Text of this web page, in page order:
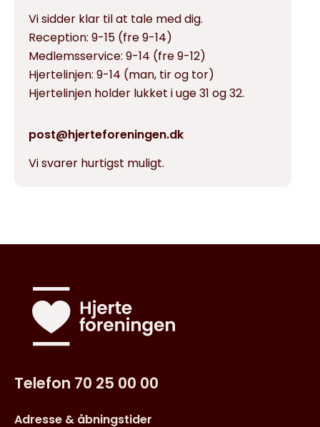
Vi sidder klar til at tale med dig.
Reception: 9-15 (fre 9-14)
Medlemsservice: 9-14 (fre 9-12)
Hjertelinjen: 9-14 (man, tir og tor)
Hjertelinjen holder lukket i uge 31 og 32.
post@hjerteforeningen.dk
Vi svarer hurtigst muligt.
Telefon 70 25 00 00
Adresse & åbningstider